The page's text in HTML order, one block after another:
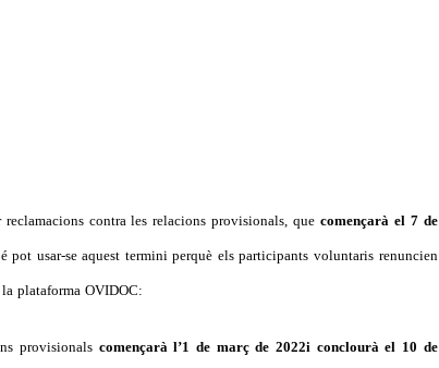
contra les relacions provisionals, que començarà el 7 de
pot usar-se aquest termini perquè els participants voluntaris renuncien
plataforma OVIDOC:
provisionals començarà l’1 de març de 2022i conclourà el 10 de